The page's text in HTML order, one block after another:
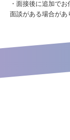
・面接後に追加で
面談がある場合があ